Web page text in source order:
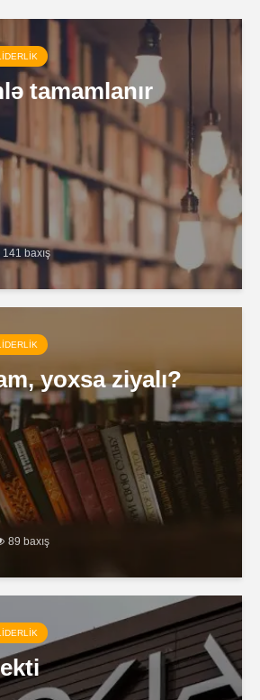
tamamlanır
141 baxış
yoxsa ziyalı?
89 baxış